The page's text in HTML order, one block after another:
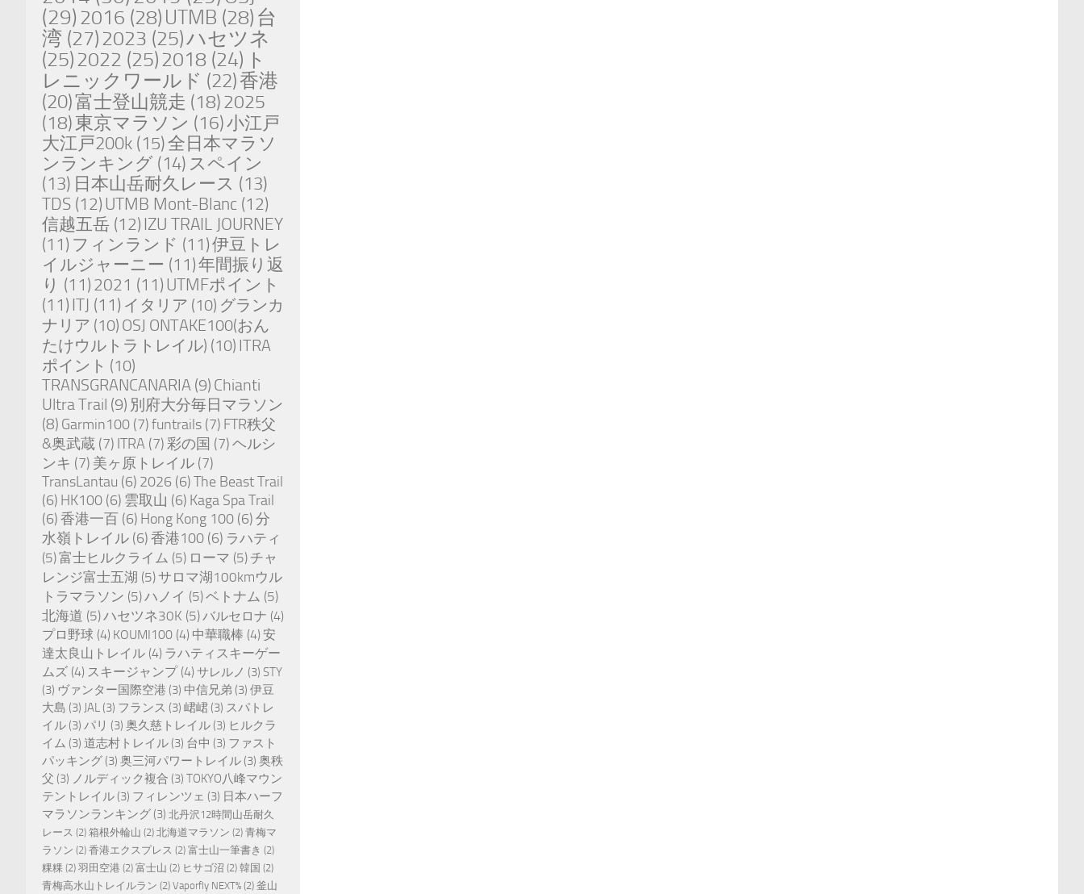
(29)2016 (28)UTMB (28)台
湾 (27) 2023 (25)ハセツネ
(25) 2022 (25) 2018 (24) ト
レニックワールド (22)香港
(20)富士登山競走 (18) 2025
(18)東京マラソン (16)小江戸
大江戸200k (15)全日本マラソ
ンランキング (14) スペイン
(13) 日本山岳耐久レース (13)
TDS (12) UTMB Mont-Blanc (12)
信越五岳 (12) IZU TRAIL JOURNEY
(11) フィンランド (11)伊豆トレ
イルジャーニー (11)年間振り返
り (11) 2021 (11) UTMFポイント
(11) ITJ (11) イタリア (10) グランカ
ナリア (10) OSJ ONTAKE100(おん
たけウルトラトレイル) (10) ITRA
ポイント (10)
TRANSGRANCANARIA (9) Chianti
Ultra Trail (9) 別府大分毎日マラソン
(8) Garmin100 (7)funtrails (7) FTR秩父
&奥武蔵 (7) ITRA (7)彩の国 (7)ヘルシ
ンキ (7) 美ヶ原トレイル (7)
TransLantau (6) 2026 (6)The Beast Trail
(6) HK100 (6) 雲取山 (6) Kaga Spa Trail
(6)香港一百 (6) Hong Kong 100 (6)分
水嶺トレイル (6)香港100 (6) ラハティ
(5)富士ヒルクライム (5) ローマ (5) チャ
レンジ富士五湖 (5)サロマ湖100kmウル
トラマラソン (5)ハノイ (5)ベトナム (5)
北海道 (5)ハセツネ30K (5)バルセロナ (4)
プロ野球 (4) KOUMI100 (4) 中華職棒 (4) 安
達太良山トレイル (4) ラハティスキーゲー
ムズ (4) スキージャンプ(4) サレルノ (3) STY
(3) ヴァンター国際空港 (3) 中信兄弟 (3) 伊豆
大島 (3) JAL (3) フランス (3) 峮峮 (3) スパトレ
イル (3) パリ (3) 奥久慈トレイル (3) ヒルクラ
イム (3) 道志村トレイル (3) 台中 (3) ファスト
パッキング (3) 奥三河パワートレイル (3) 奥秩
父 (3) ノルディック複合 (3) TOKYO八峰マウン
テントレイル (3) フィレンツェ (3) 日本ハーフ
マラソンランキング (3) 北丹沢12時間山岳耐久
レース (2) 箱根外輪山 (2) 北海道マラソン (2) 青梅マ
ラソン (2) 香港エクスプレス (2) 富士山一筆書き (2)
粿粿 (2) 羽田空港 (2) 富士山 (2) ヒサゴ沼 (2) 韓国 (2)
青梅高水山トレイルラン (2) Vaporfly NEXT% (2) 釜山